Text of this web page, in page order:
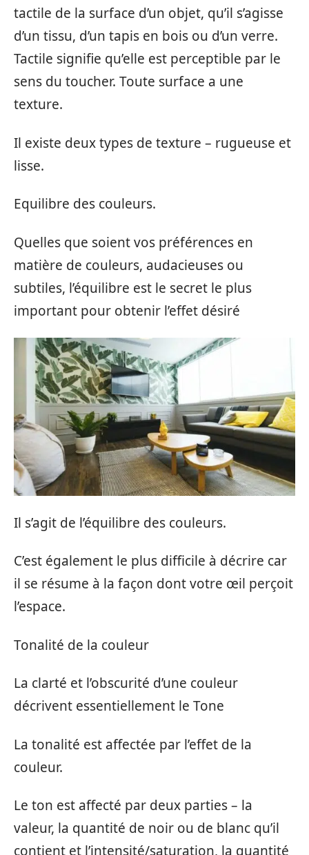
tactile de la surface d’un objet, qu’il s’agisse
d’un tissu, d’un tapis en bois ou d’un verre.
Tactile signifie qu’elle est perceptible par le
sens du toucher. Toute surface a une
texture.
Il existe deux types de texture – rugueuse et
lisse.
Equilibre des couleurs.
Quelles que soient vos préférences en
matière de couleurs, audacieuses ou
subtiles, l’équilibre est le secret le plus
important pour obtenir l’effet désiré
Il s’agit de l’équilibre des couleurs.
C’est également le plus difficile à décrire car
il se résume à la façon dont votre œil perçoit
l’espace.
Tonalité de la couleur
La clarté et l’obscurité d’une couleur
décrivent essentiellement le Tone
La tonalité est affectée par l’effet de la
couleur.
Le ton est affecté par deux parties – la
valeur, la quantité de noir ou de blanc qu’il
contient et l’intensité/saturation, la quantité